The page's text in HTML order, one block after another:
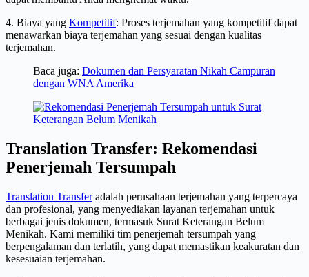
4. Biaya yang Kompetitif: Proses terjemahan yang kompetitif dapat
menawarkan biaya terjemahan yang sesuai dengan kualitas
terjemahan.
Baca juga: Dokumen dan Persyaratan Nikah Campuran
dengan WNA Amerika
Translation Transfer: Rekomendasi
Penerjemah Tersumpah
Translation Transferadalah perusahaan terjemahan yang terpercaya
dan profesional, yang menyediakan layanan terjemahan untuk
berbagai jenis dokumen, termasuk Surat Keterangan Belum
Menikah. Kami memiliki tim penerjemah tersumpah yang
berpengalaman dan terlatih, yang dapat memastikan keakuratan dan
kesesuaian terjemahan.